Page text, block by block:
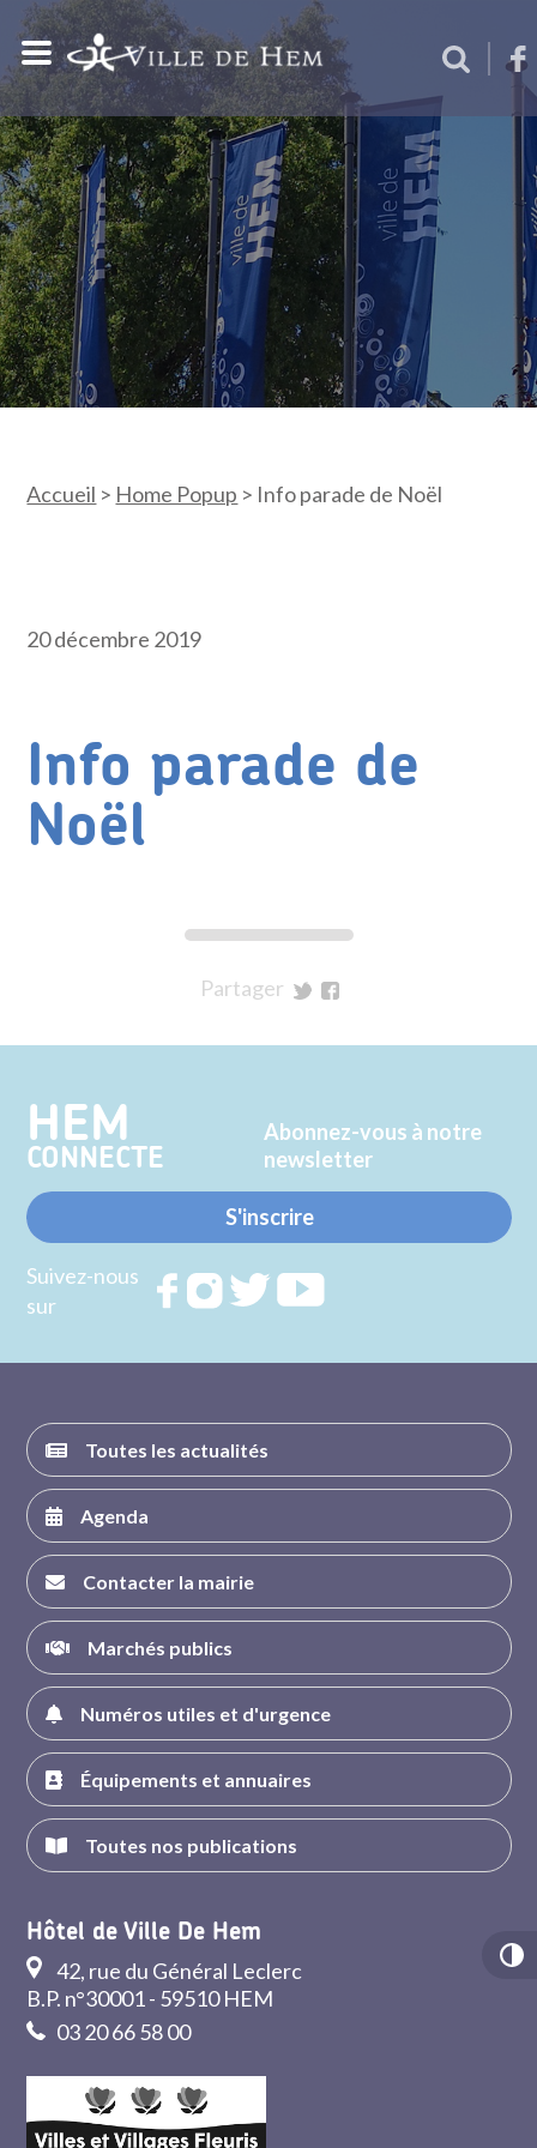
Accueil > Home Popup > Info parade de Noël
20 décembre 2019
Info parade de
Noël
Partager
Twitter
Facebook
HEM
CONNECTE
Abonnez-vous à notre
newsletter
S'inscrire
Suivez-nous
sur
RejoignezRejoignezRejoignez
Toutes les actualités
Agenda
Contacter la mairie
Marchés publics
Numéros utiles et d'urgence
Équipements et annuaires
Toutes nos publications
Hôtel de Ville De Hem
42, rue du Général Leclerc
B.P. n°30001 - 59510 HEM
03 20 66 58 00